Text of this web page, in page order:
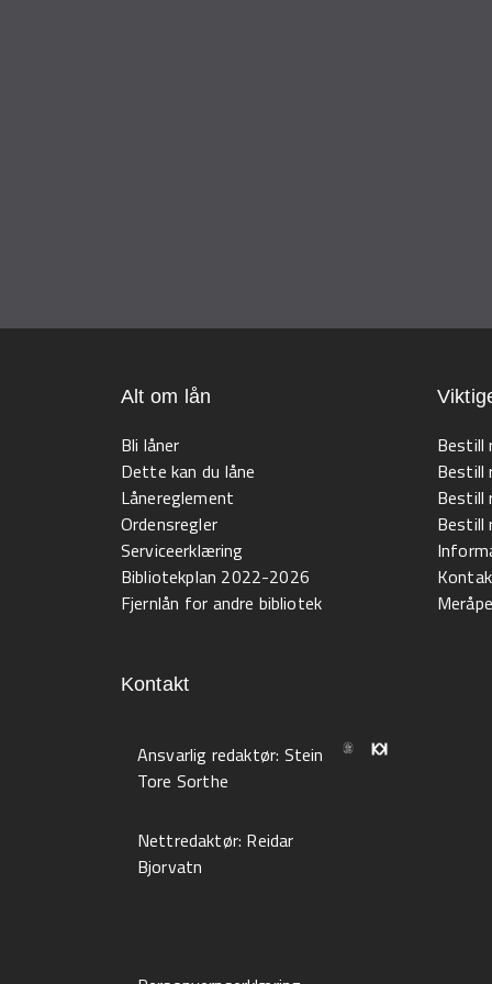
Alt om lån
Bli låner
Dette kan du låne
Lånereglement
Ordensregler
Serviceerklæring
Bibliotekplan 2022-2026
Fjernlån for andre bibliotek
Bestill
Bestill
Bestill
Bestill
Kontakt
Ansvarlig redaktør: Stein
Tore Sorthe
Nettredaktør: Reidar
Bjorvatn